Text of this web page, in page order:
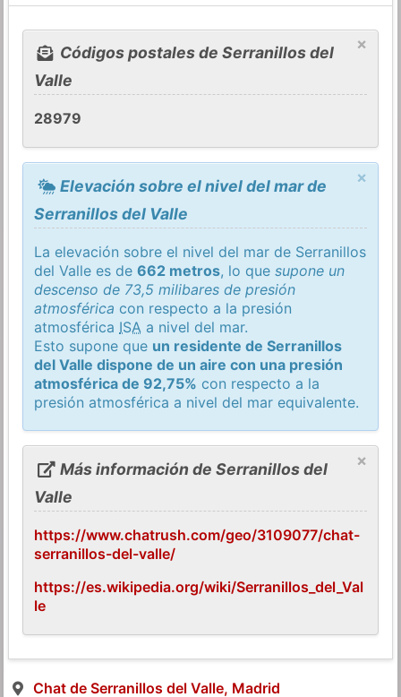
×
Códigos postales de Serranillos del
Valle
28979
×
Elevación sobre el nivel del mar de
Serranillos del Valle
La elevación sobre el nivel del mar de Serranillos
del Valle es de662 metros, lo quesupone un
descenso de 73,5 milibares de presión
atmosférica con respecto a la presión
atmosférica ISA a nivel del mar.
Esto supone que un residente de Serranillos
del Valle dispone de un aire con una presión
atmosférica de 92,75% con respecto a la
presión atmosférica a nivel del mar equivalente.
×
Más información de Serranillos del
Valle
https://www.chatrush.com/geo/3109077/chat-
serranillos-del-valle/
https://es.wikipedia.org/wiki/Serranillos_del_Val
le
Chat de Serranillos del Valle, Madrid